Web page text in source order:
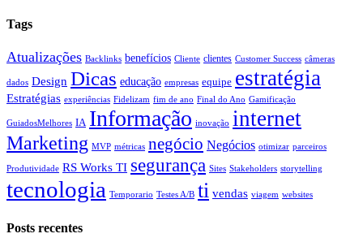
Tags
Atualizações Backlinks benefícios Cliente clientes Customer Success câmeras
dados Design Dicas educação empresas equipe estratégia
Estratégias experiências Fidelizam fim de ano Final do Ano Gamificação
GuiadosMelhores IA Informação inovação internet
Marketing MVP métricas negócio Negócios otimizar parceiros
Produtividade RS Works TI segurança Sites Stakeholders storytelling
tecnologia Temporario Testes A/B ti vendas viagem websites
Posts recentes